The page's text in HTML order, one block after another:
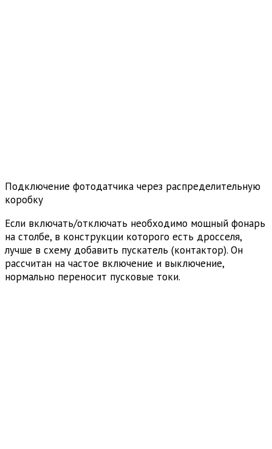
Подключение фотодатчика через распределительную
коробку
Если включать/отключать необходимо мощный фонарь
на столбе, в конструкции которого есть дросселя,
лучше в схему добавить пускатель (контактор). Он
рассчитан на частое включение и выключение,
нормально переносит пусковые токи.